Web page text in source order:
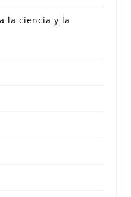
la ciencia y la